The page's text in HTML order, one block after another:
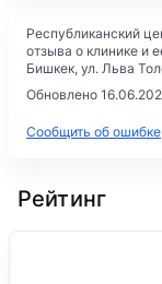
Республиканский
отзыва о клинике и
Бишкек, ул. Льва
Обновлено
Сообщить об ошибке
Рейтинг